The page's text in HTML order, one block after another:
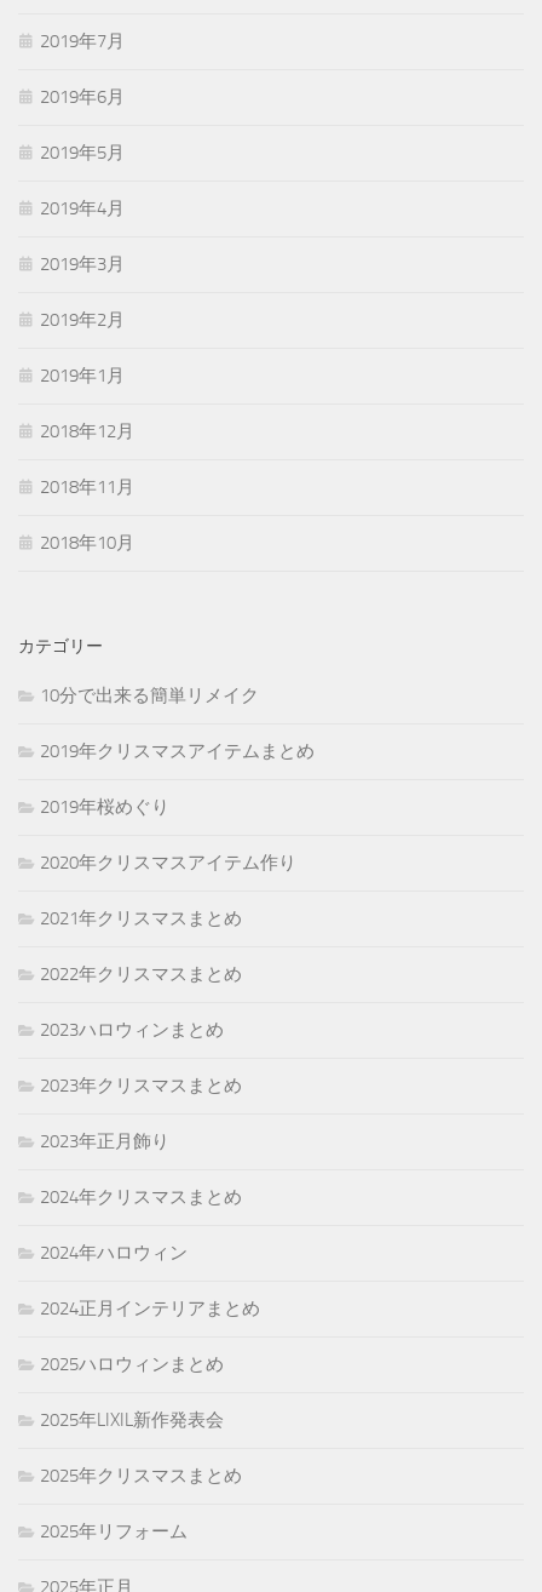
2019年7月
2019年6月
2019年5月
2019年4月
2019年3月
2019年2月
2019年1月
2018年12月
2018年11月
2018年10月
カテゴリー
10分で出来る簡単リメイク
2019年クリスマスアイテムまとめ
2019年桜めぐり
2020年クリスマスアイテム作り
2021年クリスマスまとめ
2022年クリスマスまとめ
2023ハロウィンまとめ
2023年クリスマスまとめ
2023年正月飾り
2024年クリスマスまとめ
2024年ハロウィン
2024正月インテリアまとめ
2025ハロウィンまとめ
2025年LIXIL新作発表会
2025年クリスマスまとめ
2025年リフォーム
2025年正月